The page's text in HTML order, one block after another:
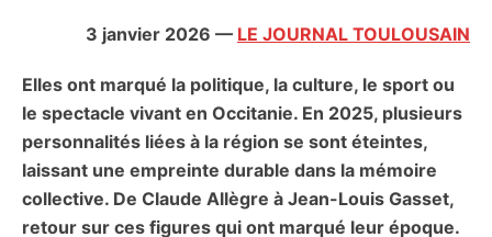
citoyennes
3 janvier 2026 — LE JOURNAL TOULOUSAIN
Elles ont marqué la politique, la culture, le sport ou
le spectacle vivant en Occitanie. En 2025, plusieurs
personnalités liées à la région se sont éteintes,
laissant une empreinte durable dans la mémoire
collective. De Claude Allègre à Jean-Louis Gasset,
retour sur ces figures qui ont marqué leur époque.